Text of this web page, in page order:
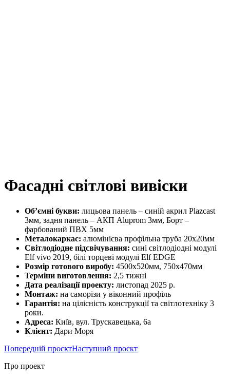
Фасадні світлові вивіски
Об’ємні букви: лицьова панель – синій акрил Plazcast
3мм, задня панель – АКП Aluprom 3мм, Борт –
фарбований ПВХ 5мм
Металокаркас: алюмінієва профільна труба 20х20мм
Світлодіодне підсвічування: сині світлодіодні модулі
Elf vivo 2019, білі торцеві модулі Elf ​​EDGE
Розмір готового виробу: 4500х520мм, 750х470мм
Терміни виготовлення: 2,5 тижні
Дата реалізації проекту: листопад 2025 р.
Монтаж: на саморізи у віконний профіль
Гарантія: на цілісність конструкції та світлотехніку 3
роки.
Адреса: Київ, вул. Трускавецька, 6а
Клієнт: Дари Моря
Попередній проєктНаступний проєкт
Про проект